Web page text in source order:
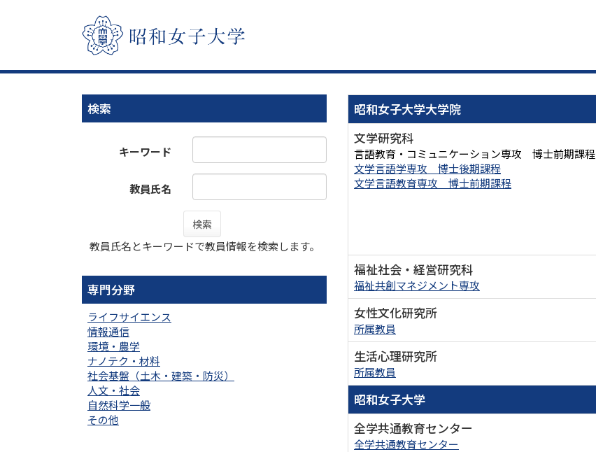
検索
キーワード
教員氏名
検索
教員氏名とキーワードで教員情報を検索します。
専門分野
ライフサイエンス
情報通信
環境・農学
ナノテク・材料
社会基盤（土木・建築・防災）
人文・社会
自然科学一般
その他
昭和女子大学大学院
文学研究科
言語教育・コミュニケーション専攻 博士前期課程
文学言語学専攻 博士後期課程
文学言語教育専攻 博士前期課程
福祉社会・経営研究科
福祉共創マネジメント専攻
女性文化研究所
所属教員
生活心理研究所
所属教員
昭和女子大学
全学共通教育センター
全学共通教育センター